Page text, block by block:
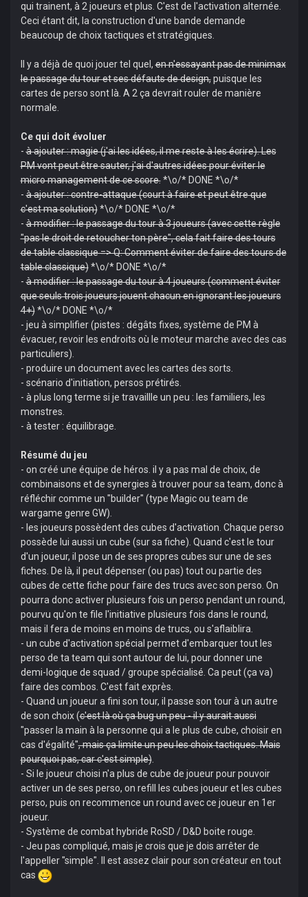
qui trainent, à 2 joueurs et plus. C'est de l'activation alternée.
Ceci étant dit, la construction d'une bande demande
beaucoup de choix tactiques et stratégiques.
Il y a déjà de quoi jouer tel quel,en n'essayant pas de minimax
le passage du tour et ses défauts de design,puisque les
cartes de perso sont là. A 2 ça devrait rouler de manière
normale.
Ce qui doit évoluer
-à ajouter : magie (j'ai les idées, il me reste à les écrire). Les
PM vont peut être sauter, j'ai d'autres idées pour éviter le
micro management de ce score.*\o/* DONE *\o/*
-à ajouter : contre-attaque (court à faire et peut être que
c'est ma solution)*\o/* DONE *\o/*
-à modifier : le passage du tour à 3 joueurs (avec cette règle
"pas le droit de retoucher ton père", cela fait faire des tours
de table classique => Q: Comment éviter de faire des tours de
table classique)*\o/* DONE *\o/*
-à modifier : le passage du tour à 4 joueurs (comment éviter
que seuls trois joueurs jouent chacun en ignorant les joueurs
4+)*\o/* DONE *\o/*
- jeu à simplifier (pistes : dégâts fixes, système de PM à
évacuer, revoir les endroits où le moteur marche avec des cas
particuliers).
- produire un document avec les cartes des sorts.
- scénario d'initiation, persos prétirés.
- à plus long terme si je travaillle un peu : les familiers, les
monstres.
- à tester : équilibrage.
Résumé du jeu
- on créé une équipe de héros. il y a pas mal de choix, de
combinaisons et de synergies à trouver pour sa team, donc à
réfléchir comme un "builder" (type Magic ou team de
wargame genre GW).
- les joueurs possèdent des cubes d'activation. Chaque perso
possède lui aussi un cube (sur sa fiche). Quand c'est le tour
d'un joueur, il pose un de ses propres cubes sur une de ses
fiches. De là, il peut dépenser (ou pas) tout ou partie des
cubes de cette fiche pour faire des trucs avec son perso. On
pourra donc activer plusieurs fois un perso pendant un round,
pourvu qu'on te file l'initiative plusieurs fois dans le round,
mais il fera de moins en moins de trucs, ou s'aflaiblira.
- un cube d'activation spécial permet d'embarquer tout les
perso de ta team qui sont autour de lui, pour donner une
demi-logique de squad / groupe spécialisé. Ca peut (ça va)
faire des combos. C'est fait exprès.
- Quand un joueur a fini son tour, il passe son tour à un autre
de son choix (c'est là où ça bug un peu - il y aurait aussi
"passer la main à la personne qui a le plus de cube, choisir en
cas d'égalité", mais ça limite un peu les choix tactiques. Mais
pourquoi pas, car c'est simple).
- Si le joueur choisi n'a plus de cube de joueur pour pouvoir
activer un de ses perso, on refill les cubes joueur et les cubes
perso, puis on recommence un round avec ce joueur en 1er
joueur.
- Système de combat hybride RoSD / D&D boite rouge.
- Jeu pas compliqué, mais je crois que je dois arrêter de
l'appeller "simple". Il est assez clair pour son créateur en tout
cas